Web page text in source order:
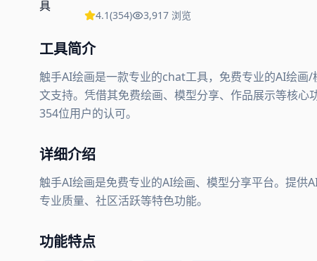
4.1(354) 3,917 浏览
工具简介
触手AI绘画是一款专业的chat工具，免费专业的AI绘
文支持。凭借其免费绘画、模型分享、作品展示等核
354位用户的认可。
详细介绍
触手AI绘画是免费专业的AI绘画、模型分享平台。提供
专业质量、社区活跃等特色功能。
功能特点